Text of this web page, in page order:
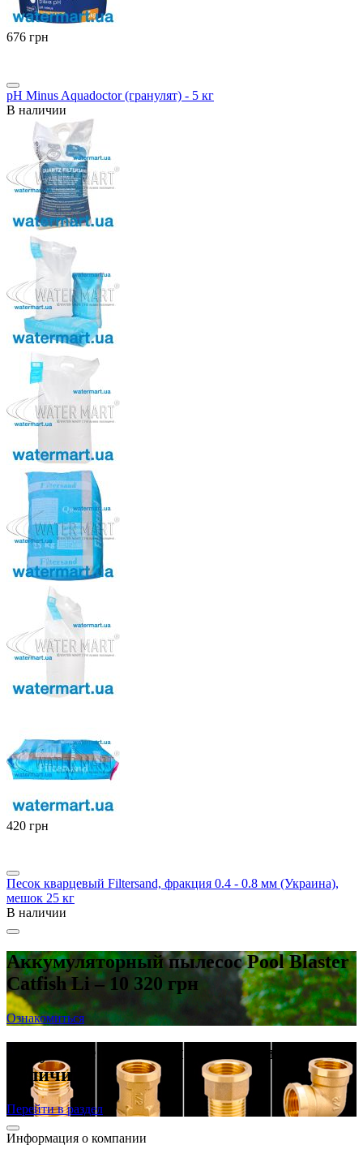
‍676‍ грн
pH Minus Aquadoctor (гранулят) - 5 кг
В наличии
‍420‍ грн
Песок кварцевый Filtersand, фракция 0.4 - 0.8 мм (Украина),
мешок 25 кг
В наличии
Аккумуляторный пылесос Pool Blaster
Catfish Li – 10 320 грн
Ознакомиться
Латунные резьбовые фитинги в
наличии
Перейти в раздел
Информация о компании